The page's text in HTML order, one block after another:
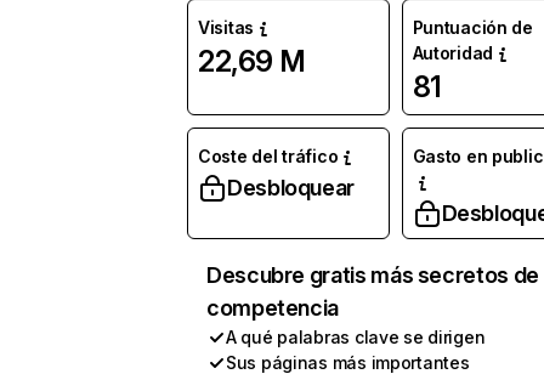
Visitas
22,69 M
Puntuación de
Autoridad
81
Coste del tráfico
Desbloquear
Gasto en
Descubre gratis más secretos de
competencia
A qué palabras clave se dirigen
Sus páginas más importantes